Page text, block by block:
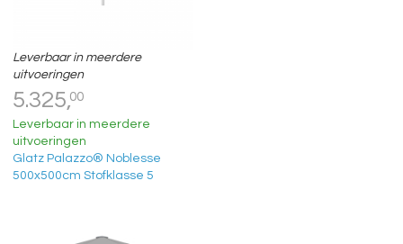
Leverbaar in meerdere
uitvoeringen
5.325,00
Leverbaar in meerdere
uitvoeringen
Glatz Palazzo® Noblesse
500x500cm Stofklasse 5